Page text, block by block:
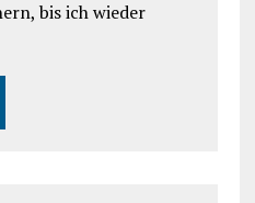
bis ich wieder